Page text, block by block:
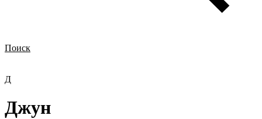
Поиск
Д
Джун